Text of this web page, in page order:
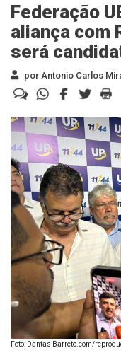
Federação
aliança com
será
por Antonio Carlos
Foto: Dantas Barreto.com/